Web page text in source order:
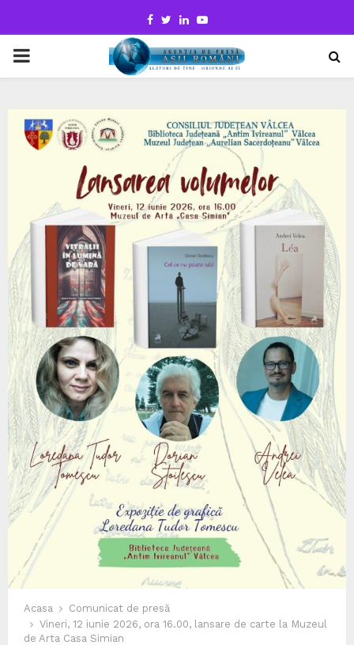
Facebook
TwitterLinkedinYoutube
PRIMARY
Acasa
Comunicat de presă
Vineri, 12 iunie 2026, ora 16.00, lansare de carte la Muzeul
de Arta Casa Simian